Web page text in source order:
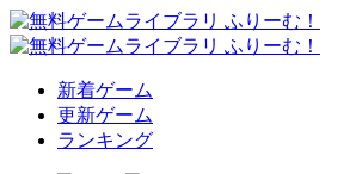
新着ゲーム
更新ゲーム
ランキング